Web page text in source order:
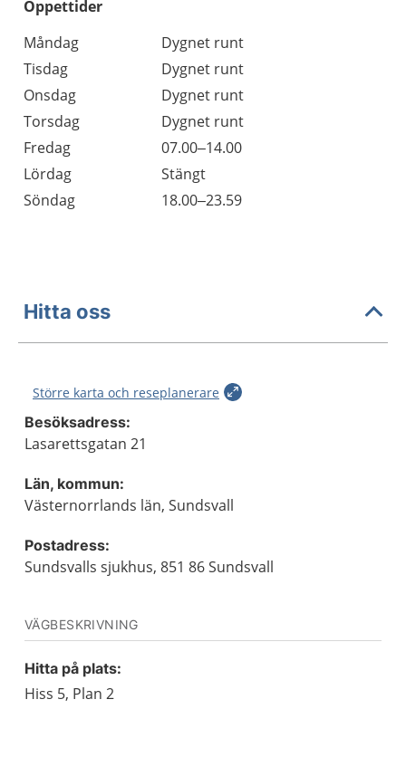
Öppettider
Dag
Öppettider
Kommentarer
Måndag
Dygnet runt
Tisdag
Dygnet runt
Onsdag
Dygnet runt
Torsdag
Dygnet runt
Fredag
07.00–14.00
Lördag
Stängt
Söndag
18.00–23.59
Hitta oss
Större karta och reseplanerare
Besöksadress:
Lasarettsgatan 21
Län, kommun:
Västernorrlands län, Sundsvall
Postadress:
Sundsvalls sjukhus, 851 86 Sundsvall
VÄGBESKRIVNING
Hitta på plats:
Hiss 5, Plan 2